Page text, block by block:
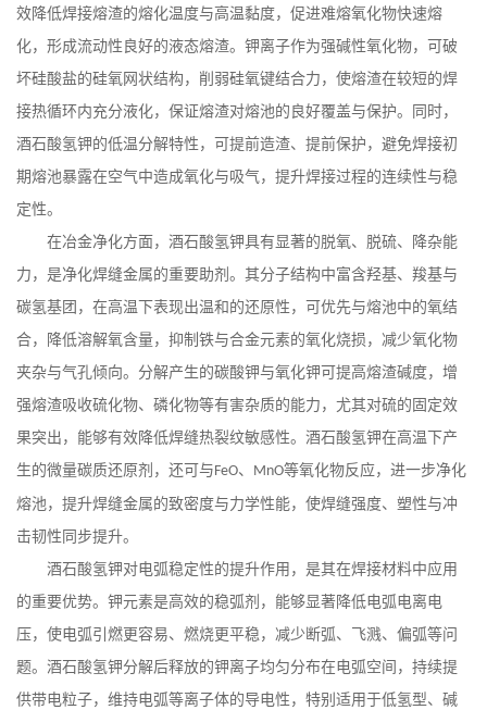
效降低焊接熔渣的熔化温度与高温黏度，促进难熔氧化物快速熔
化，形成流动性良好的液态熔渣。钾离子作为强碱性氧化物，可破
坏硅酸盐的硅氧网状结构，削弱硅氧键结合力，使熔渣在较短的焊
接热循环内充分液化，保证熔渣对熔池的良好覆盖与保护。同时，
酒石酸氢钾的低温分解特性，可提前造渣、提前保护，避免焊接初
期熔池暴露在空气中造成氧化与吸气，提升焊接过程的连续性与稳
定性。
在冶金净化方面，酒石酸氢钾具有显著的脱氧、脱硫、降杂能
力，是净化焊缝金属的重要助剂。其分子结构中富含羟基、羧基与
碳氢基团，在高温下表现出温和的还原性，可优先与熔池中的氧结
合，降低溶解氧含量，抑制铁与合金元素的氧化烧损，减少氧化物
夹杂与气孔倾向。分解产生的碳酸钾与氧化钾可提高熔渣碱度，增
强熔渣吸收硫化物、磷化物等有害杂质的能力，尤其对硫的固定效
果突出，能够有效降低焊缝热裂纹敏感性。酒石酸氢钾在高温下产
生的微量碳质还原剂，还可与FeO、 MnO等氧化物反应，进一步净化
熔池，提升焊缝金属的致密度与力学性能，使焊缝强度、塑性与冲
击韧性同步提升。
酒石酸氢钾对电弧稳定性的提升作用，是其在焊接材料中应用
的重要优势。钾元素是高效的稳弧剂，能够显著降低电弧电离电
压，使电弧引燃更容易、燃烧更平稳，减少断弧、飞溅、偏弧等问
题。酒石酸氢钾分解后释放的钾离子均匀分布在电弧空间，持续提
供带电粒子，维持电弧等离子体的导电性，特别适用于低氢型、碱